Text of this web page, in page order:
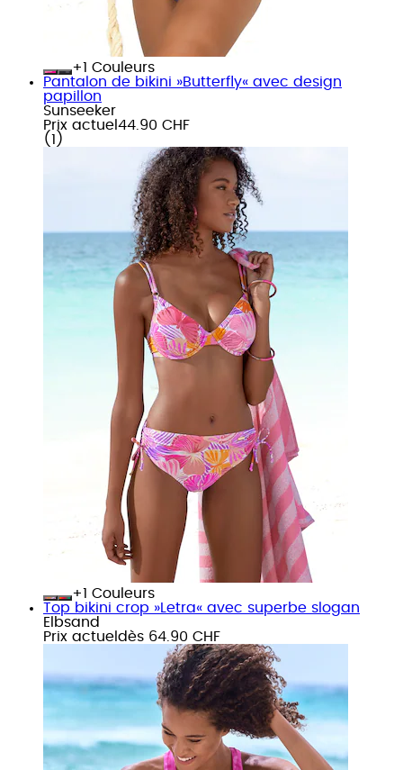
+
Couleurs
Pantalon de bikini »Butterfly« avec design
papillon
Sunseeker
Prix actuel 44.90 CHF
( 1 )
+
Couleurs
Top bikini crop »Letra« avec superbe slogan
Elbsand
Prix actuel dès 64.90 CHF